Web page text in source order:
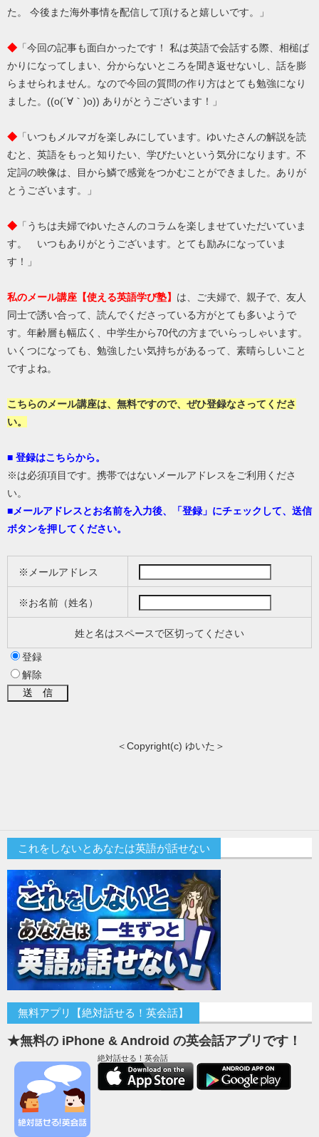
た。 今後また海外事情を配信して頂けると嬉しいです。」
◆ 「今回の記事も面白かったです！ 私は英語で会話する際、相槌ば
かりになってしまい、分からないところを聞き返せないし、話を膨
らませられません。なので今回の質問の作り方はとても勉強になり
ました。((o(´∀｀)o)) ありがとうございます！」
◆ 「いつもメルマガを楽しみにしています。ゆいたさんの解説を読
むと、英語をもっと知りたい、学びたいという気分になります。不
定詞の映像は、目から鱗で感覚をつかむことができました。ありが
とうございます。」
◆ 「うちは夫婦でゆいたさんのコラムを楽しませていただいていま
す。 いつもありがとうございます。とても励みになっていま
す！」
私のメール講座【使える英語学び塾】 は、ご夫婦で、親子で、友人
同士で誘い合って、読んでくださっている方がとても多いようで
す。年齢層も幅広く、中学生から70代の方までいらっしゃいます。
いくつになっても、勉強したい気持ちがあるって、素晴らしいこと
ですよね。
こちらのメール講座は、無料ですので、ぜひ登録なさってくださ
い。
■ 登録はこちらから。
※は必須項目です。携帯ではないメールアドレスをご利用くださ
い。
■メールアドレスとお名前を入力後、「登録」にチェックして、送信
ボタンを押してください。
※メールアドレス
※お名前（姓名）
姓と名はスペースで区切ってください
登録
解除
＜Copyright(c) ゆいた＞
これをしないとあなたは英語が話せない
無料アプリ【絶対話せる！英会話】
★無料の iPhone & Android の英会話アプリです！
絶対話せる！英会話